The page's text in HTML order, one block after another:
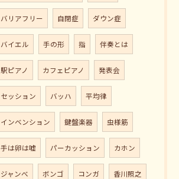
バリアフリー 自閉症 ダウン症
バイエル 手の形 指 伴奏とは
駅ピアノ カフェピアノ 発表会
セッション バッハ 平均律
インベンション 鍵盤楽器 虫様筋
手は卵は嘘 パーカッション カホン
ジャンべ ボンゴ コンガ 香川照之